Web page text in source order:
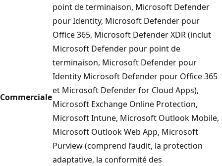
Commerciale
point de terminaison, Microsoft Defender
pour Identity, Microsoft Defender pour
Office 365, Microsoft Defender XDR (inclut
Microsoft Defender pour point de
terminaison, Microsoft Defender pour
Identity Microsoft Defender pour Office 365
et Microsoft Defender for Cloud Apps),
Microsoft Exchange Online Protection,
Microsoft Intune, Microsoft Outlook Mobile,
Microsoft Outlook Web App, Microsoft
Purview (comprend l’audit, la protection
adaptative, la conformité des